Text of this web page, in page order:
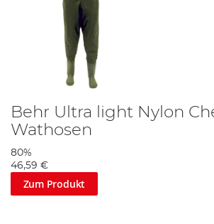
Behr Ultra light Nylon
Wathosen
80%
46,59 €
Zum Produkt